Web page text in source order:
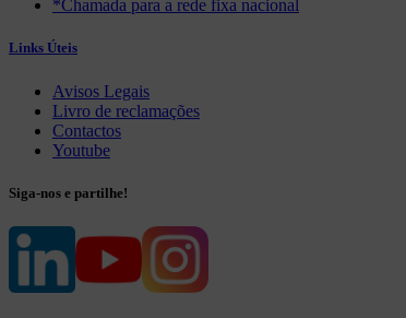
*Chamada para a rede fixa nacional
Links Úteis
Avisos Legais
Livro de reclamações
Contactos
Youtube
Siga-nos e partilhe!